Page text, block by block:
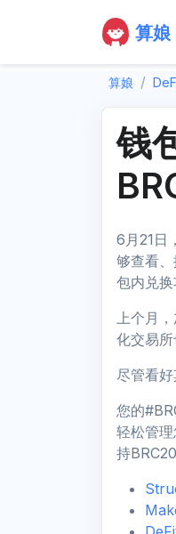
算娘
算娘
钱
6月21日
够查看
包内兑换
上个月
化交易所
尽管看
您的
轻松管
持